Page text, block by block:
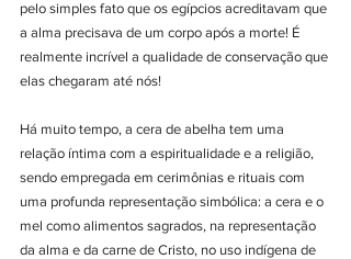
pelo simples fato que os egípcios acreditavam que
a alma precisava de um corpo após a morte! É
realmente incrível a qualidade de conservação que
elas chegaram até nós!
Há muito tempo, a cera de abelha tem uma
relação íntima com a espiritualidade e a religião,
sendo empregada em cerimônias e rituais com
uma profunda representação simbólica: a cera e o
mel como alimentos sagrados, na representação
da alma e da carne de Cristo, no uso indígena de